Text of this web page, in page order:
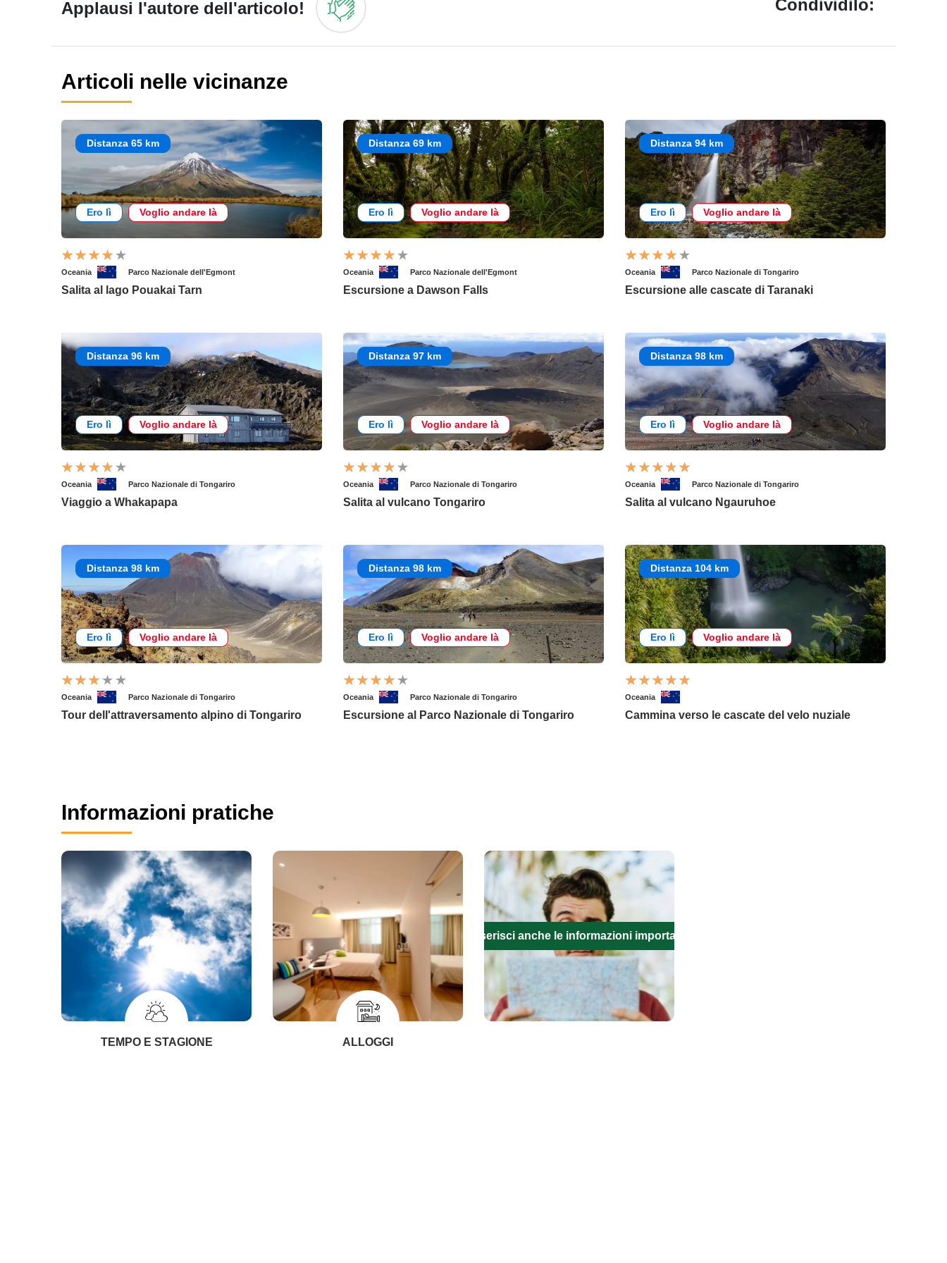
Applausi l'autore dell'articolo! Condividilo:
Articoli nelle vicinanze
Distanza 65 km
Ero lì Voglio andare là
Oceania Parco Nazionale dell'Egmont
Salita al lago Pouakai Tarn
Distanza 69 km
Ero lì Voglio andare là
Oceania Parco Nazionale dell'Egmont
Escursione a Dawson Falls
Distanza 94 km
Ero lì Voglio andare là
Oceania Parco Nazionale di Tongariro
Escursione alle cascate di Taranaki
Distanza 96 km
Ero lì Voglio andare là
Oceania Parco Nazionale di Tongariro
Viaggio a Whakapapa
Distanza 97 km
Ero lì Voglio andare là
Oceania Parco Nazionale di Tongariro
Salita al vulcano Tongariro
Distanza 98 km
Ero lì Voglio andare là
Oceania Parco Nazionale di Tongariro
Salita al vulcano Ngauruhoe
Distanza 98 km
Ero lì Voglio andare là
Oceania Parco Nazionale di Tongariro
Tour dell'attraversamento alpino di Tongariro
Distanza 98 km
Ero lì Voglio andare là
Oceania Parco Nazionale di Tongariro
Escursione al Parco Nazionale di Tongariro
Distanza 104 km
Ero lì Voglio andare là
Oceania
Cammina verso le cascate del velo nuziale
Informazioni pratiche
TEMPO E STAGIONE ALLOGGI
Inserisci anche le informazioni importanti